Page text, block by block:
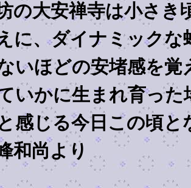
の大安禅寺は小さき
に、ダイナミックな
いほどの安堵感を覚
いかに生まれ育った
感じる今日この頃と
和尚より